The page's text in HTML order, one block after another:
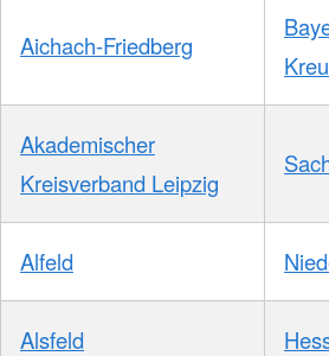
Aichach-Friedberg
Akademischer
Kreisverband Leipzig
Alfeld
Alsfeld